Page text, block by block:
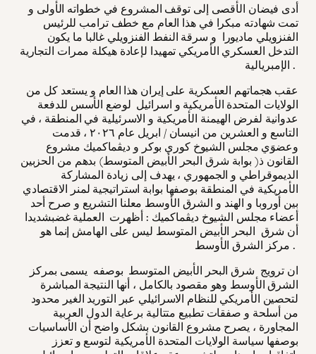
أدى فيضان الأقصى إلى توقف المشروع في خطواته الأولى و
تمت شهادته مبكرا في هذا العام مع خطف ترامب للرئيس
الفنزويلي ماديورا و سرقة النفط الفنزويلي غالبا ما يكون
التدخل العسكري الأمريكي تمهيدا لإعادة هيكلة ممرات التجارية
الإمبريالية .
عقب هجماتهم العسكرية على إيران هذا العام و يستعد كل من
الولايات المتحدة الأمريكية و اسرائيل لوضع الأسس للدفعة
عدوانية لفرض الهيمنة الأمريكية و الاسرئيلية في المنطقة ، في
التاسع و العشرين من انيسان / ابريل عام ٢٠٢٦ ، قدمت
وعضوَي مجلس الشيوخ كوري بوكر و ديڤماكميك مشروع
القانون ذ( بوابة شرق البحر الأبيض المتوسط) بدهم من الحزبين
الديموقراطي و الجمهوري ، يهدف إلى زيادة المشاركة
الأمريكية في المنطقة بوصفها بوابة استراتيجية لمنر الاقتصادي
بين أوروبا و الهند و الشرق الأوسط معلنا التشريع و صرح أحد
أعضاء مجلس الشيوخ ديڤماكميك : أظهرت العملية غضبشديدا
أن شرق البحر الأبيض المتوسط ليس على الهامش إنما هو
مركز الشرق الأوسط .
ان ترويج شرق البحر الأبيض المتوسط بوصفه يسمى بمركز
الشرق الأوسط وهو مقصود بالكامل ، أنها النتيجة المباشرة
لتحصين الأمريكي للنظام الاسرائيلي عبر التوريد الغير محدود
من أسلحة و صفقات تطبيع متتالية برعاية الدول العربية
المجاورة ، يصرح مشروع القانون بشكل واضح أن الأساسيات
بوصفها سياسة الولايات المتحدة الأمريكية لتوسع و تعزز